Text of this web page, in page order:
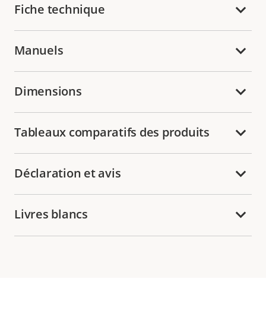
Fiche technique
Manuels
Dimensions
Tableaux comparatifs des produits
Déclaration et avis
Livres blancs